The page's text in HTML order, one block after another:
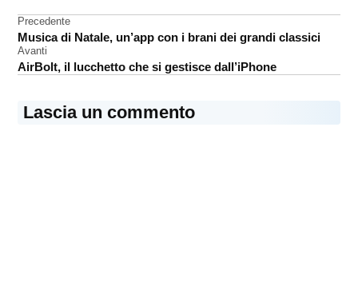
recensione
Navigazione
articoli
Precedente
Musica di Natale, un’app con i brani dei grandi classici
Avanti
AirBolt, il lucchetto che si gestisce dall’iPhone
Lascia un commento